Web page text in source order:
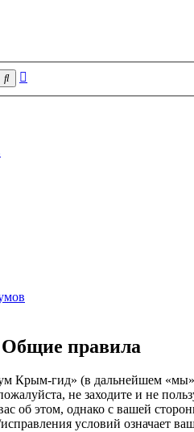
Поиск
правила
Крым-гид» (в дальнейшем
не заходите и не
об этом, однако с вашей
условий означает